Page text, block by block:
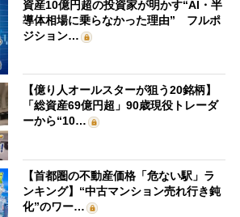
資産10億円超の投資家が明かす“AI・半
導体相場に乗らなかった理由” フルポ
ジション…
【億り人オールスターが狙う20銘柄】
「総資産69億円超」90歳現役トレーダ
ーから“10…
【首都圏の不動産価格「危ない駅」ラ
ンキング】“中古マンション売れ行き鈍
化”のワー…